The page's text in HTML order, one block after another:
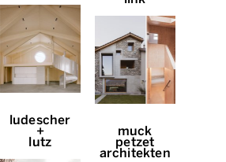
ludescher
+
lutz
muck
petzet
architekten